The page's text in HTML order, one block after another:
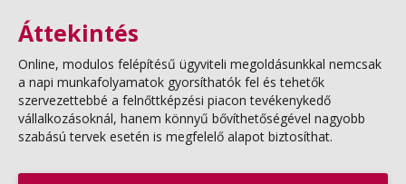
Áttekintés
Online, modulos felépítésű ügyviteli megoldásunkkal nemcsak
a napi munkafolyamatok gyorsíthatók fel és tehetők
szervezettebbé a felnőttképzési piacon tevékenykedő
vállalkozásoknál, hanem könnyű bővíthetőségével nagyobb
szabású tervek esetén is megfelelő alapot biztosíthat.